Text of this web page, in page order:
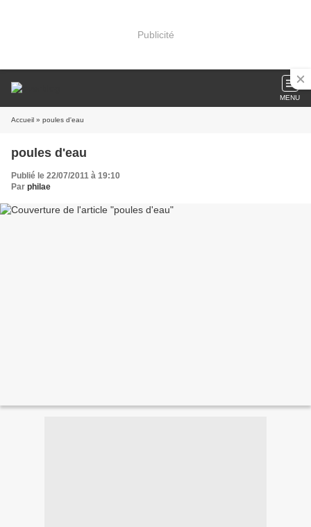
Publicité
MENU
Accueil » poules d'eau
poules d'eau
Publié le 22/07/2011 à 19:10
Par philae